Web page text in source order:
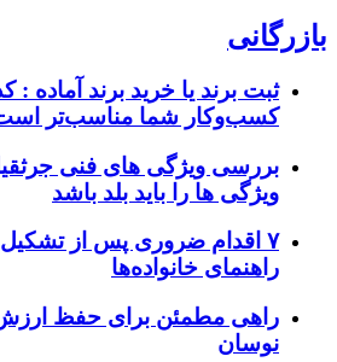
بازرگانی
ثبت برند یا خرید برند آماده :
کسب‌وکار شما مناسب‌تر
بررسی ویژگی های فنی
ویژگی ها را باید بلد باشد
۷ اقدام ضروری پس از تشکیل
راهنمای خانواده‌ها
راهی مطمئن برای حفظ
نوسان